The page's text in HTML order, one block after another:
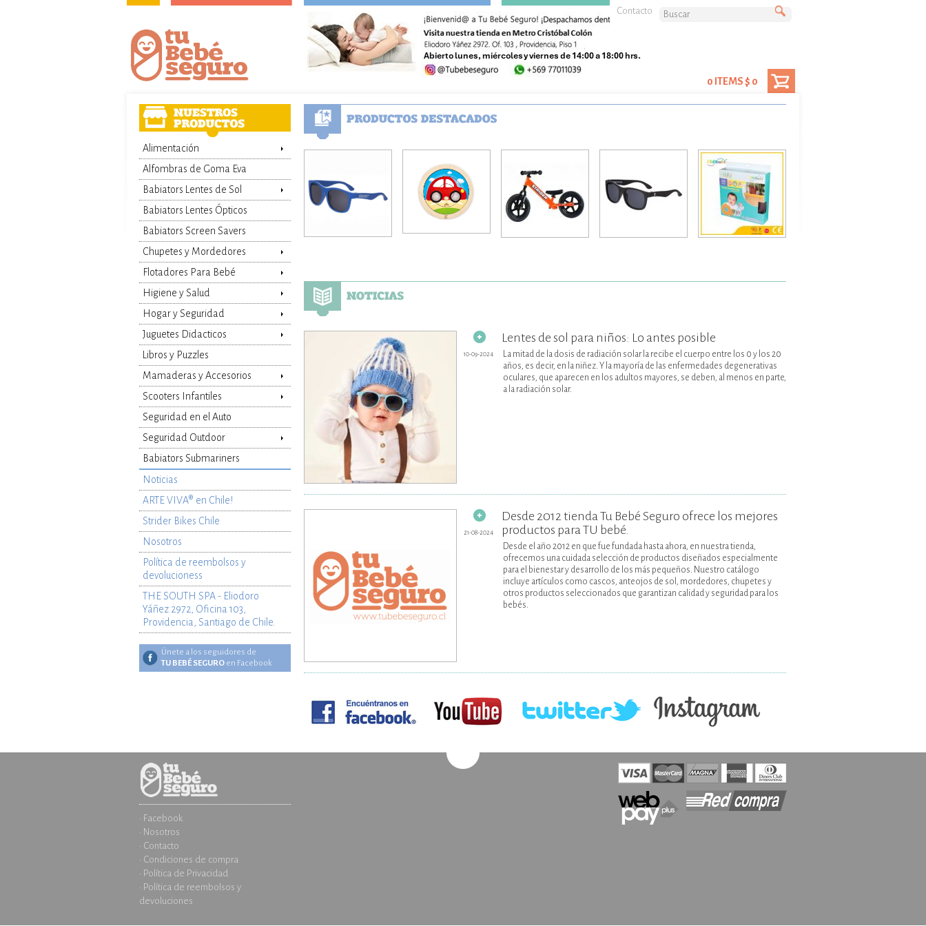
Contacto
Buscar
0 ITEMS $ 0
10-09-2024
Lentes de sol para niños: Lo antes posible
La mitad de la dosis de radiación solar la recibe el cuerpo entre los 0 y los 20
años, es decir, en la niñez. Y la mayoría de las enfermedades degenerativas
oculares, que aparecen en los adultos mayores, se deben, al menos en parte,
a la radiación solar.
21-08-2024
Desde 2012 tienda Tu Bebé Seguro ofrece los mejores
productos para TU bebé.
Desde el año 2012 en que fue fundada hasta ahora, en nuestra tienda,
ofrecemos una cuidada selección de productos diseñados especialmente
para el bienestar y desarrollo de los más pequeños. Nuestro catálogo
incluye artículos como cascos, anteojos de sol, mordedores, chupetes y
otros productos seleccionados que garantizan calidad y seguridad para los
bebés.
Alimentación
Alfombras de Goma Eva
Babiators Lentes de Sol
Babiators Lentes Ópticos
Babiators Screen Savers
Chupetes y Mordedores
Flotadores Para Bebé
Higiene y Salud
Hogar y Seguridad
Juguetes Didacticos
Libros y Puzzles
Mamaderas y Accesorios
Scooters Infantiles
Seguridad en el Auto
Seguridad Outdoor
Babiators Submariners
Noticias
ARTE VIVA® en Chile!
Strider Bikes Chile
Nosotros
Política de reembolsos y
devolucioness
THE SOUTH SPA - Eliodoro
Yáñez 2972, Oficina 103,
Providencia, Santiago de Chile.
Únete a los seguidores de
TU BEBÉ SEGURO en Facebook
· Facebook
· Nosotros
· Contacto
· Condiciones de compra
· Política de Privacidad
· Política de reembolsos y
devoluciones